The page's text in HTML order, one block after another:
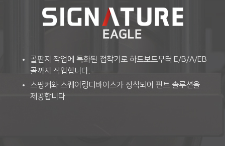
골판지 작업에 특화된 접착기로 하드보드부터 E/B/A/EB
골까지 작업합니다.
스팡커와 스퀘어링디바이스가 장착되어 핀트 솔루션을
제공합니다.